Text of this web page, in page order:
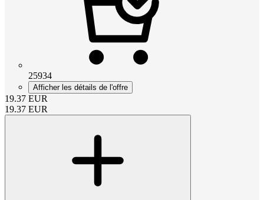
25934
Afficher les détails de l'offre
19.37 EUR
19.37 EUR